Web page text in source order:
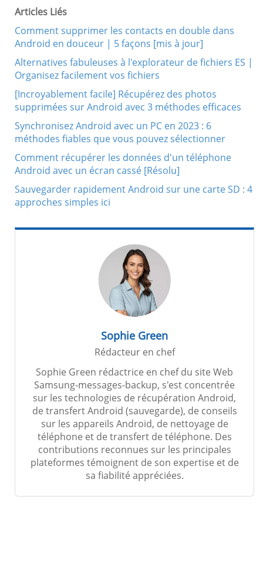
Articles Liés
Comment supprimer les contacts en double dans
Android en douceur | 5 façons [mis à jour]
Alternatives fabuleuses à l'explorateur de fichiers ES |
Organisez facilement vos fichiers
[Incroyablement facile] Récupérez des photos
supprimées sur Android avec 3 méthodes efficaces
Synchronisez Android avec un PC en 2023 : 6
méthodes fiables que vous pouvez sélectionner
Comment récupérer les données d'un téléphone
Android avec un écran cassé [Résolu]
Sauvegarder rapidement Android sur une carte SD : 4
approches simples ici
Sophie Green
Rédacteur en chef
Sophie Green rédactrice en chef du site Web
Samsung-messages-backup, s'est concentrée
sur les technologies de récupération Android,
de transfert Android (sauvegarde), de conseils
sur les appareils Android, de nettoyage de
téléphone et de transfert de téléphone. Des
contributions reconnues sur les principales
plateformes témoignent de son expertise et de
sa fiabilité appréciées.